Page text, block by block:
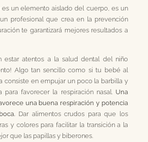
un elemento aislado del cuerpo, es un
profesional que crea en la prevención
te garantizará mejores resultados a
estar atentos a la salud dental del niño
Algo tan sencillo como si tu bebé al
consiste en empujar un poco la barbilla y
para favorecer la respiración nasal. Una
una buena respiración y potencia
Dar alimentos crudos para que los
y colores para facilitar la transición a la
que las papillas y biberones.